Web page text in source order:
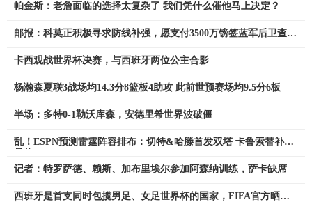
帕金斯：老詹面临的选择太复杂了 我们凭什么催他马上决定？
邮报：科莫正积极寻求防线补强，愿支付3500万镑签蓝军后卫查洛
卡西观战世界杯决赛，与西班牙两位公主合影
杨瀚森夏联3战场均14.3分8篮板4助攻 此前世预赛场均9.5分6板
半场：多特0-1勒沃库森，安德里希世界波破僵
乱！ESPN预测雷霆阵容排布：切特&哈滕首发双塔 卡鲁索替补4
记者：特罗萨德、赖斯、加布里埃尔参加阿森纳训练，萨卡缺席
西班牙是首支同时包揽男足、女足世界杯的国家，FIFA官方晒照